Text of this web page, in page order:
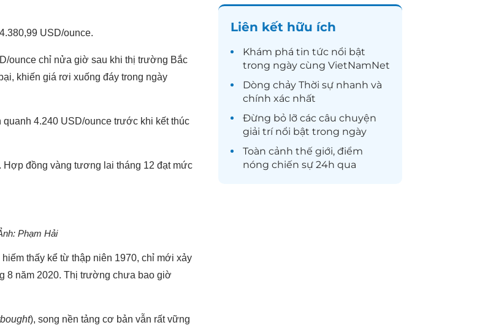
USD/ounce.
ounce chỉ nửa giờ sau khi thị trường Bắc
khiến giá rơi xuống đáy trong ngày
4.240 USD/ounce trước khi kết thúc
đồng vàng tương lai tháng 12 đạt mức
Phạm Hải
thấy kể từ thập niên 1970, chỉ mới xảy
8 năm 2020. Thị trường chưa bao giờ
), song nền tảng cơ bản vẫn rất vững
Liên kết hữu ích
Khám phá tin tức nổi bật
trong ngày cùng VietNamNet
Dòng chảy Thời sự nhanh và
chính xác nhất
Đừng bỏ lỡ các câu chuyện
giải trínổi bật trong ngày
Toàn cảnh thế giới, điểm
nóng chiến sự 24h qua